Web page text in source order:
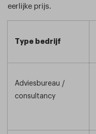
eerlijke prijs.
Type bedrijf
Adviesbureau /
consultancy